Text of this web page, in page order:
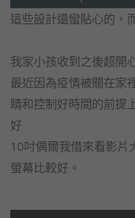
這些設計還蠻貼心的，
我家小孩收到之後超開
最近因為疫情被關在家
睛和控制好時間的前提
好
10吋偶爾我借來看影片
螢幕比較好。